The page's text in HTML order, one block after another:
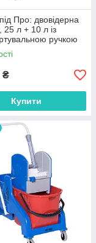
Про: двовідерна
25 л + 10 л із
ручкою
₴
Купити